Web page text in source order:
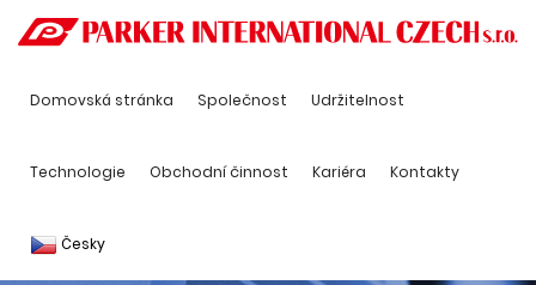
Domovská stránka Společnost Udržitelnost
Technologie Obchodní činnost Kariéra Kontakty
Česky